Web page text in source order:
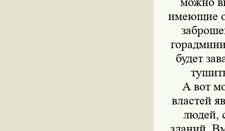
имеющие
будет
А вот
властей
людей,